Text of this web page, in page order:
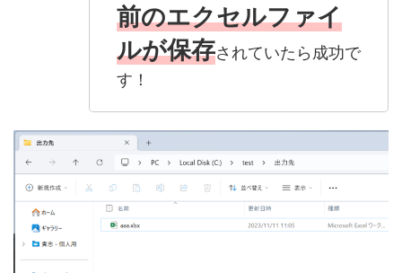
前のエクセルファイ
ルが保存されていたら成功で
す！